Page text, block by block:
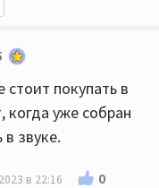
покупать в
уже собран
звуке.
в 22:16 0